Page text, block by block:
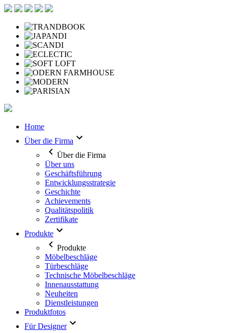
Home
Über die Firma
Über die Firma
Über uns
Geschäftsführung
Entwicklungsstrategie
Geschichte
Achievements
Qualitätspolitik
Zertifikate
Produkte
Produkte
Möbelbeschläge
Türbeschläge
Technische Möbelbeschläge
Innenausstattung
Neuheiten
Dienstleistungen
Produktfotos
Für Designer